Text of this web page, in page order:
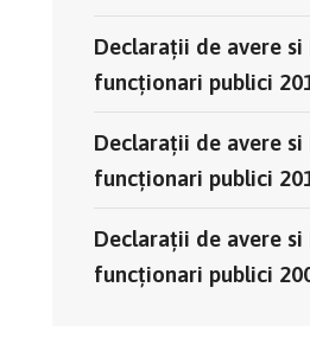
Declaraţii de avere si
funcţionari publici
Declaraţii de avere si
funcţionari publici
Declaraţii de avere si
funcţionari publici